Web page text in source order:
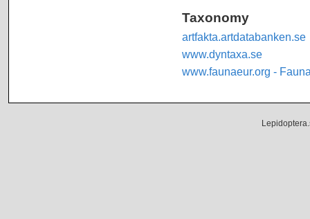
Taxonomy
artfakta.artdatabanken.se
www.dyntaxa.se
www.faunaeur.org -